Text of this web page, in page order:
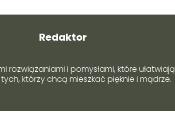
Redaktor
rozwiązaniami i pomysłami, które
którzy chcą mieszkać pięknie i mądrze.